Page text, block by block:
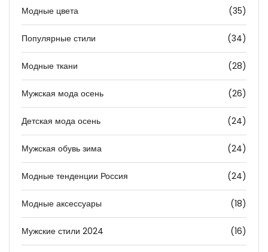
Модные цвета (35)
Популярные стили (34)
Модные ткани (28)
Мужская мода осень (26)
Детская мода осень (24)
Мужская обувь зима (24)
Модные тенденции Россия (24)
Модные аксессуары (18)
Мужские стили 2024 (16)